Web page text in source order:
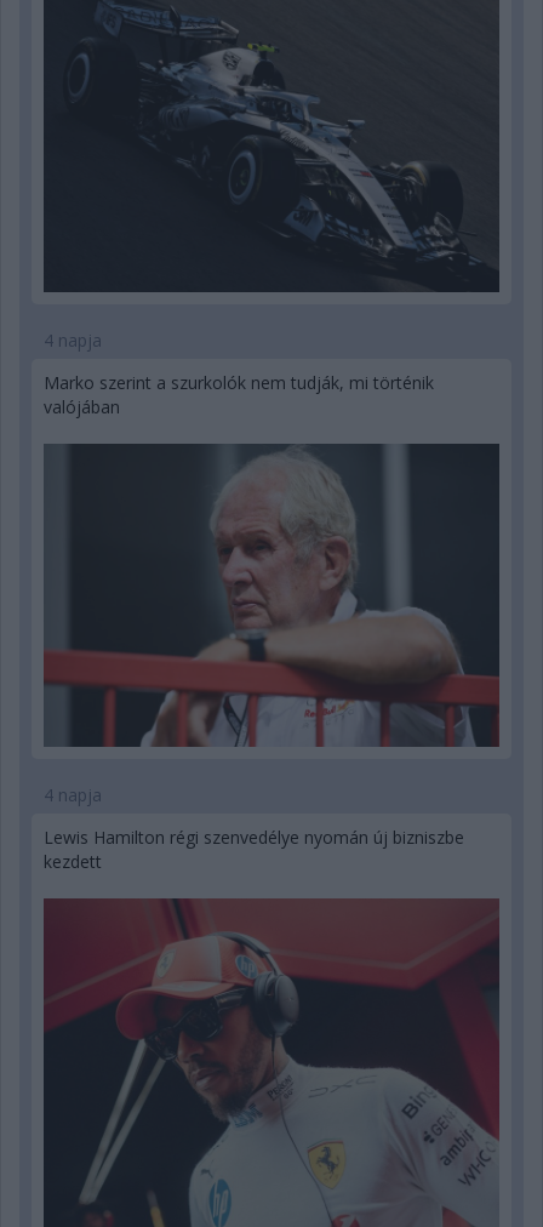
4 napja
Marko szerint a szurkolók nem tudják, mi történik
valójában
4 napja
Lewis Hamilton régi szenvedélye nyomán új bizniszbe
kezdett